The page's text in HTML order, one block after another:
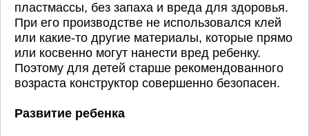
пластмассы, без запаха и вреда для здоровья.
При его производстве не использовался клей
или какие-то другие материалы, которые прямо
или косвенно могут нанести вред ребенку.
Поэтому для детей старше рекомендованного
возраста конструктор совершенно безопасен.
Развитие ребенка